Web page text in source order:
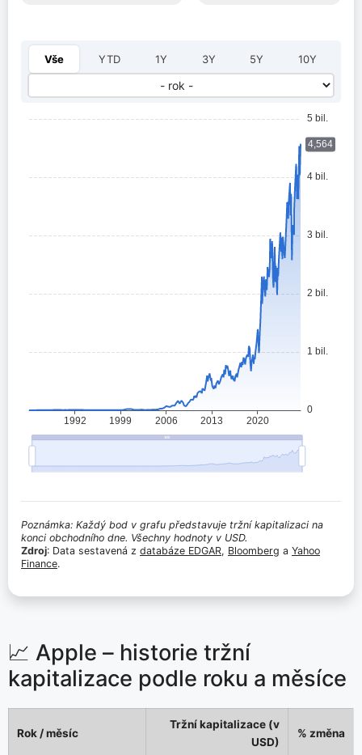
Vše YTD 1Y 3Y 5Y 10Y
Vyberte rok:
Poznámka: Každý bod v grafu představuje tržní kapitalizaci na
konci obchodního dne. Všechny hodnoty v USD.
Zdroj: Data sestavená z databáze EDGAR, Bloomberg a Yahoo
Finance.
📈 Apple – historie tržní
kapitalizace podle roku a měsíce
Rok / měsíc
Tržní kapitalizace (v
USD)
% změna